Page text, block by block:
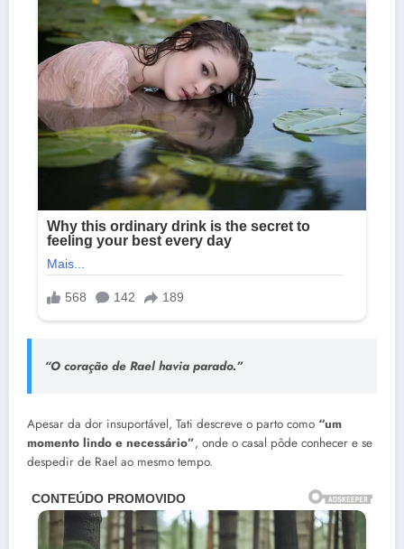
“O coração de Rael havia parado.”
Apesar da dor insuportável, Tati descreve o parto como “um
momento lindo e necessário”, onde o casal pôde conhecer e se
despedir de Rael ao mesmo tempo.